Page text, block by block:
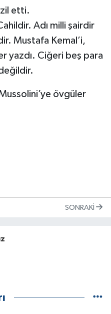
etti.
Adı milli şairdir
Mustafa Kemal’i,
yazdı. Ciğeri beş para
övgüler
SONRAKI